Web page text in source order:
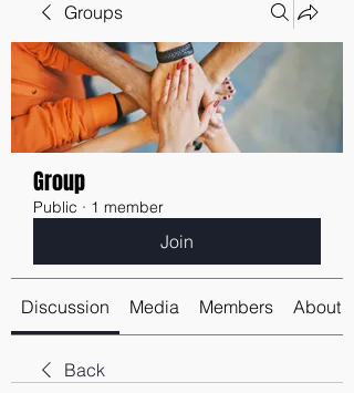
Groups
Group
Public · 1 member
Join
Discussion Media Members About
Back